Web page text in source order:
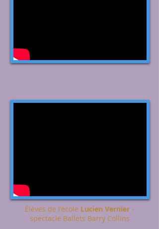
Élèves de l'école Lucien Vernier -
spectacle Ballets Barry Collins